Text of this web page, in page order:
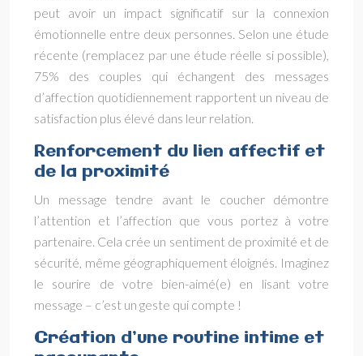
peut avoir un impact significatif sur la connexion
émotionnelle entre deux personnes. Selon une étude
récente (remplacez par une étude réelle si possible),
75% des couples qui échangent des messages
d’affection quotidiennement rapportent un niveau de
satisfaction plus élevé dans leur relation.
Renforcement du lien affectif et
de la proximité
Un message tendre avant le coucher démontre
l’attention et l’affection que vous portez à votre
partenaire. Cela crée un sentiment de proximité et de
sécurité, même géographiquement éloignés. Imaginez
le sourire de votre bien-aimé(e) en lisant votre
message – c’est un geste qui compte !
Création d’une routine intime et